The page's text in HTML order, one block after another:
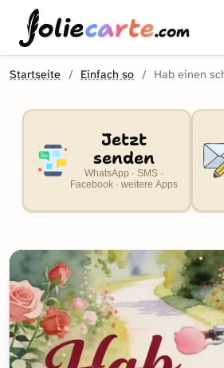
oliecarte.com
Startseite Einfach so Hab einen
Jetzt
senden
WhatsApp · SMS ·
Facebook · weitere Apps